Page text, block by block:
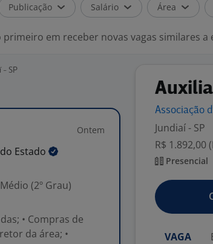
Publicação Salário Área
primeiro em receber novas vagas similares a
- SP
Ontem
Estado
(2º Grau)
• Compras de
da área; •
Associação
Jundiaí - SP
R$ 1.892,00
Presencial
VAGA